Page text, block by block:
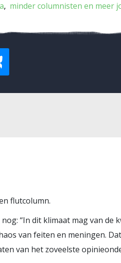
minder columnisten en meer
flutcolumn.
“In dit klimaat mag van
van feiten en meningen.
van het zoveelste